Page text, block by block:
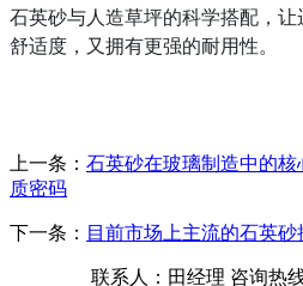
石英砂与人造草坪的科学搭配，
舒适度，又拥有更强的耐用性。
上一条： 石英砂在玻璃制造中的
质密码
下一条： 目前市场上主流的石英砂
联系人：田经理 咨询热